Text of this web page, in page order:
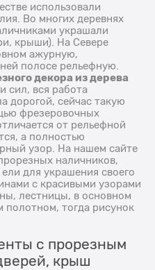
использовали
Во многих деревнях
украшали
крыши). На Севере
ажурную,
полосе рельефную.
декора из дерева
сил, вся работа
дорогой, сейчас такую
фрезеровочных
от рельефной
а полностью
узор. На нашем сайте
наличников,
для украшения своего
с красивыми узорами
лестницы, в основном
тогда рисунок
с прорезным
крыш